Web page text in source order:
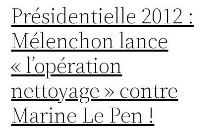
Présidentielle 2012 :
Mélenchon lance
« l’opération
nettoyage » contre
Marine Le Pen !